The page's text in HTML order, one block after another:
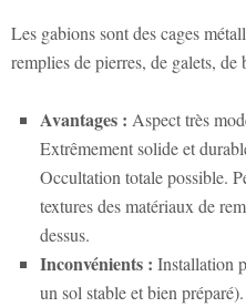
Les gabions sont des cages
remplies de pierres, de galets, de
Avantages : Aspect très
Extrêmement solide et
Occultation totale possible.
textures des matériaux de
dessus.
Inconvénients : Installation
un sol stable et bien